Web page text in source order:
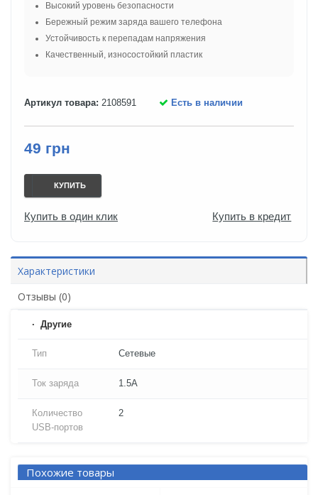
Высокий уровень безопасности
Бережный режим заряда вашего телефона
Устойчивость к перепадам напряжения
Качественный, износостойкий пластик
Артикул товара: 2108591 Есть в наличии
49 грн
КУПИТЬ
Купить в один клик Купить в кредит
Характеристики
Отзывы (0)
Другие
Тип Сетевые
Ток заряда 1.5A
Количество
USB-портов
2
Похожие товары